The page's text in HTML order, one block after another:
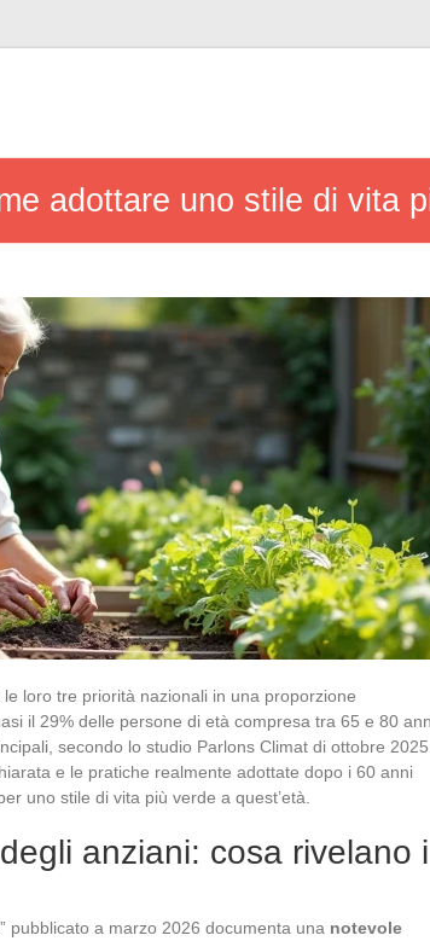
adottare uno stile di vita
loro tre priorità nazionali in una proporzione
il 29% delle persone di età compresa tra 65 e 80
secondo lo studio Parlons Climat di ottobre 2025.
e le pratiche realmente adottate dopo i 60 anni
uno stile di vita più verde a quest’età.
anziani: cosa rivelano i
pubblicato a marzo 2026 documenta una notevole